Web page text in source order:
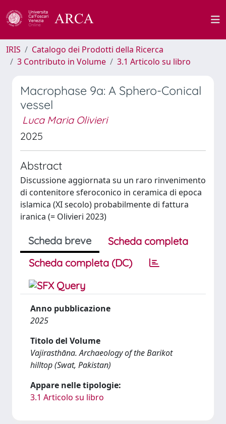
IRIS
Catalogo dei Prodotti della Ricerca
3 Contributo in Volume
3.1 Articolo su libro
Macrophase 9a: A Sphero-Conical
vessel
Luca Maria Olivieri
2025
Abstract
Discussione aggiornata su un raro rinvenimento
di contenitore sferoconico in ceramica di epoca
islamica (XI secolo) probabilmente di fattura
iranica (= Olivieri 2023)
Scheda breve
Scheda completa
Scheda completa (DC)
Anno pubblicazione
2025
Titolo del Volume
Vajirasthāna. Archaeology of the Barikot
hilltop (Swat, Pakistan)
Appare nelle tipologie:
3.1 Articolo su libro